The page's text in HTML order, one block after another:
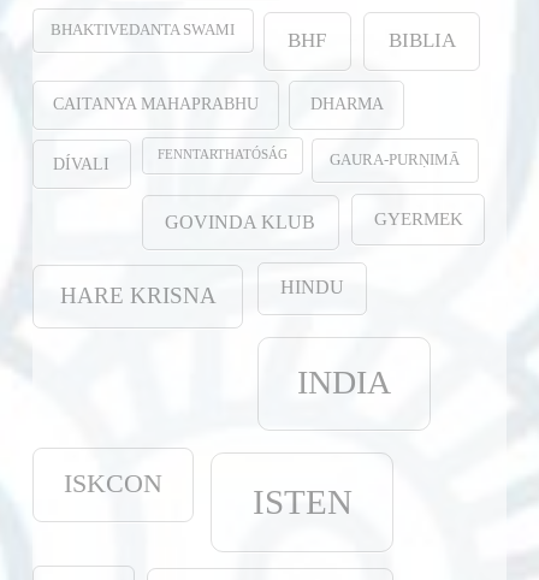
BHAKTIVEDANTA SWAMI BHF BIBLIA
CAITANYA MAHAPRABHU DHARMA
DÍVALI FENNTARTHATÓSÁG GAURA-PURṆIMĀ
GOVINDA KLUB GYERMEK
HARE KRISNA HINDU
INDIA
ISKCON ISTEN